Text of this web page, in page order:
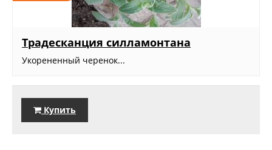
Традесканция силламонтана
Укорененный черенок...
Купить